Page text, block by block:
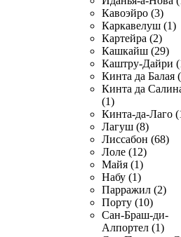
Кавоэйро (3)
Каркавелуш (1)
Картейра (2)
Кашкайш (29)
Каштру-Дайри
Кинта да Балая
Кинта да
(1)
Кинта-да-Лаго
Лагуш (8)
Лиссабон (68)
Лоле (12)
Майя (1)
Набу (1)
Парражил (2)
Порту (10)
Сан-Браш-ди-
Алпортел (1)